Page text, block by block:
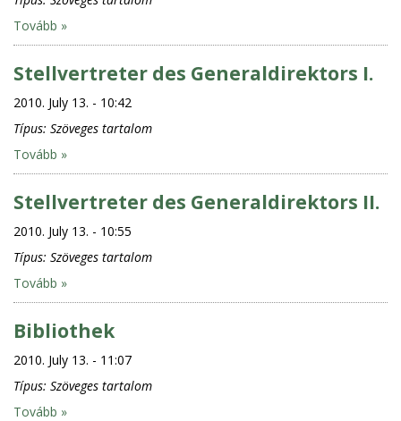
Tovább »
Stellvertreter des Generaldirektors I.
2010. July 13. - 10:42
Típus: Szöveges tartalom
Tovább »
Stellvertreter des Generaldirektors II.
2010. July 13. - 10:55
Típus: Szöveges tartalom
Tovább »
Bibliothek
2010. July 13. - 11:07
Típus: Szöveges tartalom
Tovább »